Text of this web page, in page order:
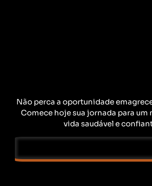
Não perca a oportunidade
Comece hoje sua jornada para um
vida saudável e